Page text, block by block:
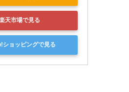
天市場で見る
ショッピングで見る